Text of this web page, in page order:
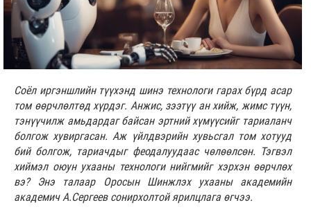
Соёл иргэншлийн түүхэнд шинэ технологи гарах бүрд асар
том өөрчлөлтөд хүрдэг. Анжис, зээтүү ан хийж, жимс түүн,
тэнүүчилж амьдардаг байсан эртний хүмүүсийг тариаланч
болгож хувиргасан. Аж үйлдвэрийн хувьсгал том хотууд
бий болгож, тариачдыг феодалуудаас чөлөөлсөн. Тэгвэл
хиймэл оюун ухааны технологи нийгмийг хэрхэн өөрчлөх
вэ? Энэ талаар Оросын Шинжлэх ухааны академийн
академич А.Сергеев сонирхолтой ярилцлага өгчээ.